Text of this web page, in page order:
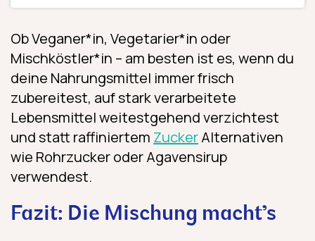
Ob Veganer*in, Vegetarier*in oder
Mischköstler*in – am besten ist es, wenn du
deine Nahrungsmittel immer frisch
zubereitest, auf stark verarbeitete
Lebensmittel weitestgehend verzichtest
und statt raffiniertem ZuckerAlternativen
wie Rohrzucker oder Agavensirup
verwendest.
Fazit: Die Mischung macht’s